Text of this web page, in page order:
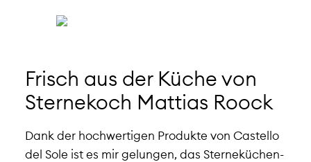
Frisch aus der Küche von
Sternekoch Mattias Roock
Dank der hochwertigen Produkte von Castello
del Sole ist es mir gelungen, das Sterneküchen-